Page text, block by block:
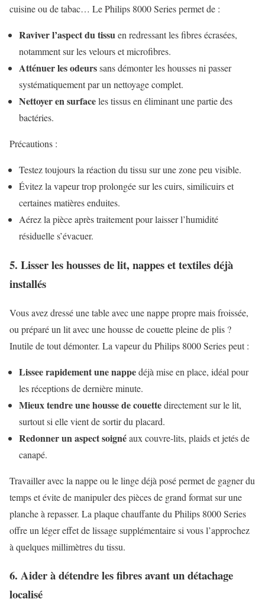
cuisine ou de tabac… Le Philips 8000 Series permet de :
Raviver l’aspect du tissuen redressant les fibres écrasées,
notamment sur les velours et microfibres.
Atténuer les odeurssans démonter les housses ni passer
systématiquement par un nettoyage complet.
Nettoyer en surfaceles tissus en éliminant une partie des
bactéries.
Précautions :
Testez toujours la réaction du tissu sur une zone peu visible.
Évitez la vapeur trop prolongée sur les cuirs, similicuirs et
certaines matières enduites.
Aérez la pièce après traitement pour laisser l’humidité
résiduelle s’évacuer.
5. Lisser les housses de lit, nappes et textiles déjà
installés
Vous avez dressé une table avec une nappe propre mais froissée,
ou préparé un lit avec une housse de couette pleine de plis ?
Inutile de tout démonter. La vapeur du Philips 8000 Series peut :
Lissee rapidement une nappedéjà mise en place, idéal pour
les réceptions de dernière minute.
Mieux tendre une housse de couettedirectement sur le lit,
surtout si elle vient de sortir du placard.
Redonner un aspect soignéaux couvre-lits, plaids et jetés de
canapé.
Travailler avec la nappe ou le linge déjà posé permet de gagner du
temps et évite de manipuler des pièces de grand format sur une
planche à repasser. La plaque chauffante du Philips 8000 Series
offre un léger effet de lissage supplémentaire si vous l’approchez
à quelques millimètres du tissu.
6. Aider à détendre les fibres avant un détachage
localisé